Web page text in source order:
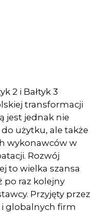
2 i Bałtyk 3
transformacji
jest jednak nie
użytku, ale także
wykonawców w
Rozwój
to wielka szansa
po raz kolejny
Przyjęty przez
i globalnych firm